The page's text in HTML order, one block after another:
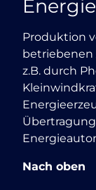
Produktion
betriebenen
z.B. durch
Nach oben